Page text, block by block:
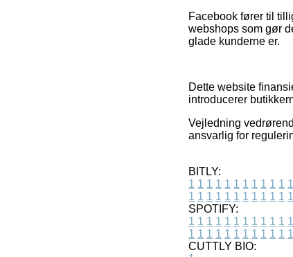
Facebook fører til
webshops som gør
glade kunderne er.
Dette website
introducerer
Vejledning
ansvarlig for
BITLY:
1 1 1 1 1 1 1 1 1 1 1 1
1 1 1 1 1 1 1 1 1 1 1 1
SPOTIFY:
1 1 1 1 1 1 1 1 1 1 1 1
1 1 1 1 1 1 1 1 1 1 1 1
CUTTLY BIO: